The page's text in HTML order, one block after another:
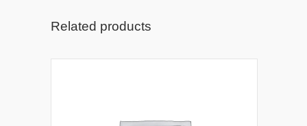
Related products